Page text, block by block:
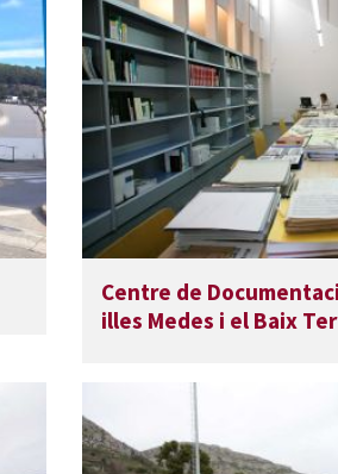
Centre de
illes Medes i el Baix Ter